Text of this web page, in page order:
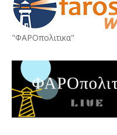
"ΦΑΡΟπολιτικα"